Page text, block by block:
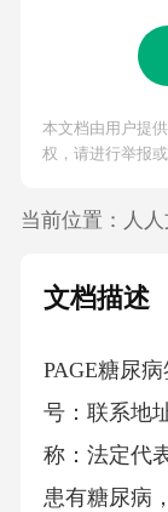
本文档由用户提
权，请进行举报
当前位置： 人
文档描述
PAGE糖尿
号：联系地
称：法定代
患有糖尿病